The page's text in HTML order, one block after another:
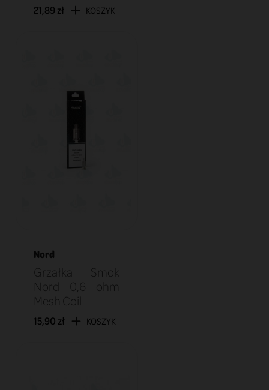
21,89 zł KOSZYK
Nord
Grzałka Smok
Nord 0,6 ohm
Mesh Coil
15,90 zł KOSZYK